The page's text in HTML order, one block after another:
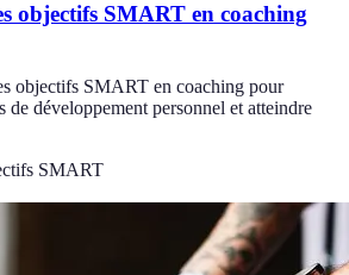
objectifs SMART en coaching
objectifs SMART en coaching pour
de développement personnel et atteindre
SMART